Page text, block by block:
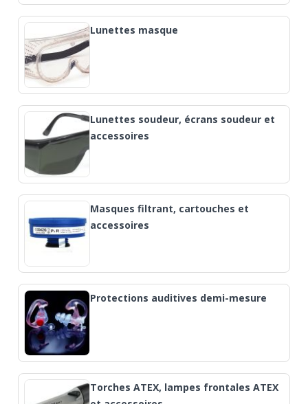
Lunettes masque
Lunettes soudeur, écrans soudeur et
accessoires
Masques filtrant, cartouches et
accessoires
Protections auditives demi-mesure
Torches ATEX, lampes frontales ATEX